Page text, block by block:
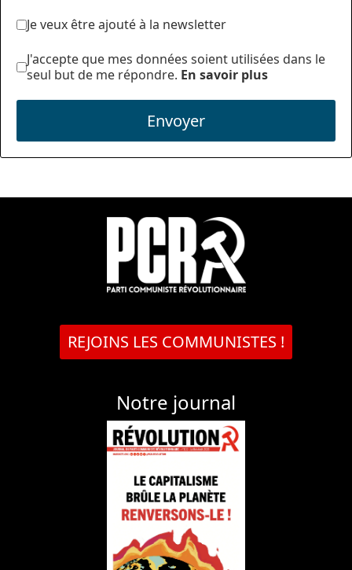
Je veux être ajouté à la newsletter
J'accepte que mes données soient utilisées dans le
seul but de me répondre. En savoir plus
Envoyer
REJOINS LES COMMUNISTES !
Notre journal